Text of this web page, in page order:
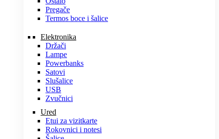
Pregače
Termos boce i šalice
Elektronika
Držači
Lampe
Powerbanks
Satovi
Slušalice
USB
Zvučnici
Ured
Etui za vizitkarte
Rokovnici i notesi